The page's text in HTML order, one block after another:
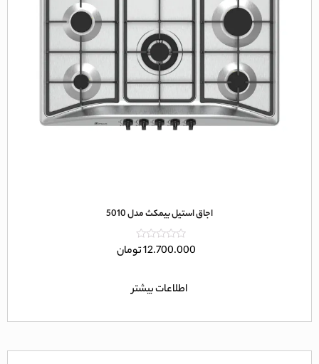
اجاق استیل بیمکث مدل 5010
امتیاز
12.700.000تومان
اطلاعات بیشتر